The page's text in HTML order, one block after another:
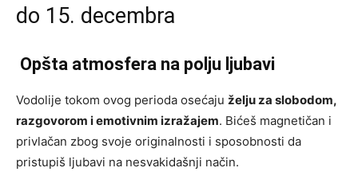
do 15. decembra
Opšta atmosfera na polju ljubavi
Vodolije tokom ovog perioda osećaju želju za slobodom,
razgovorom i emotivnim izražajem. Bićeš magnetičan i
privlačan zbog svoje originalnosti i sposobnosti da
pristupiš ljubavi na nesvakidašnji način.